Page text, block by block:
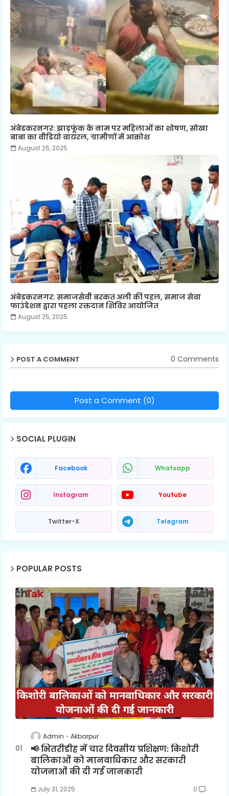
अंबेडकरनगर: झाड़फूंक के नाम पर महिलाओं का शोषण, सोखा
बाबा का वीडियो वायरल, ग्रामीणों में आक्रोश
August 25, 2025
अंबेडकरनगर: समाजसेवी बरकत अली की पहल, समाज सेवा
फाउंडेशन द्वारा पहला रक्तदान शिविर आयोजित
August 25, 2025
POST A COMMENT 0 Comments
Post a Comment (0)
SOCIAL PLUGIN
Facebook Whatsapp
Instagram Youtube
Twitter-X Telegram
POPULAR POSTS
Admin Akbarpur
📢 भितरीडीह में चार दिवसीय प्रशिक्षण: किशोरी
बालिकाओं को मानवाधिकार और सरकारी
योजनाओं की दी गई जानकारी
July 31, 2025 0